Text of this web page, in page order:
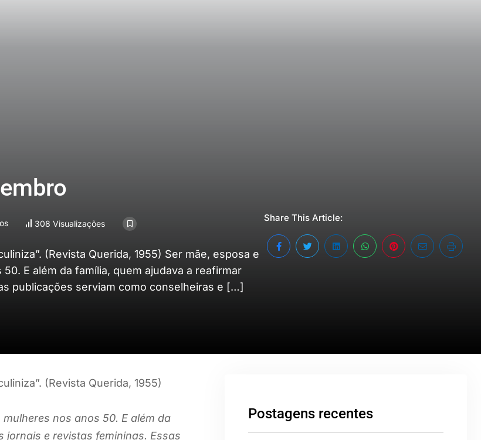
308 Visualizações
(Revista Querida, 1955) Ser mãe, esposa e
E além da família, quem ajudava a reafirmar
publicações serviam como conselheiras e […]
Share This Article:
(Revista Querida, 1955)
nos anos 50. E além da
jornais e revistas femininas. Essas
Postagens recentes